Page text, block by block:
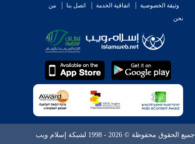
وثيقة الخصوصية اتفاقية الخدمة اتصل بنا
من
نحن
جميع الحقوق محفوظة © 2026 - 1998 لشبكة إسلام ويب